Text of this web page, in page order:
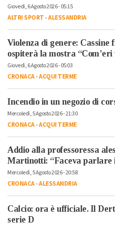
Giovedì, 6 Agosto 2026 - 05:15
ALTRI SPORT-ALESSANDRIA
Violenza di genere:
ospiterà la mostra “Com’eri
Giovedì, 6 Agosto 2026 - 05:03
CRONACA-ACQUI TERME
Incendio in un negozio di
Mercoledì, 5 Agosto 2026 - 21:30
CRONACA-ACQUI TERME
Addio alla professoressa
Martinotti: “Faceva parlare
Mercoledì, 5 Agosto 2026 - 20:58
CRONACA-ALESSANDRIA
Calcio: ora è ufficiale. Il
serie D